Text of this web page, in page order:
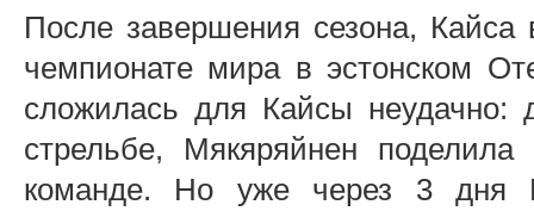
После завершения сезона,
чемпионате мира в эстонском
сложилась для Кайсы неудачно:
стрельбе, Мякяряйнен
команде. Но уже через 3 дня